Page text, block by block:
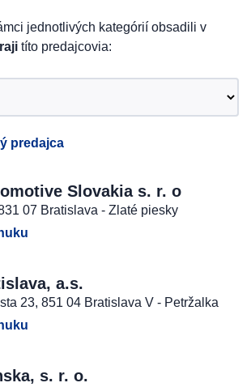
jednotlivých kategórií obsadili v
títo predajcovia:
predajca
Slovakia s. r. o
07 Bratislava - Zlaté piesky
a.s.
23, 851 04 Bratislava V - Petržalka
s. r. o.